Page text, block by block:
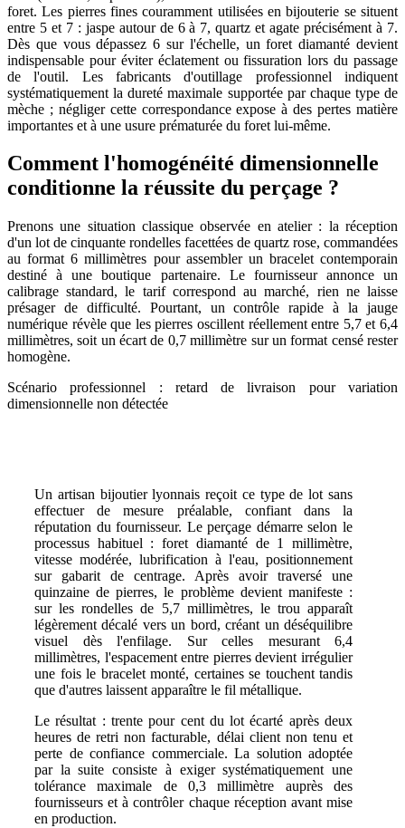
foret. Les pierres fines couramment utilisées en bijouterie se situent
entre 5 et 7 : jaspe autour de 6 à 7, quartz et agate précisément à 7.
Dès que vous dépassez 6 sur l'échelle, un foret diamanté devient
indispensable pour éviter éclatement ou fissuration lors du passage
de l'outil. Les fabricants d'outillage professionnel indiquent
systématiquement la dureté maximale supportée par chaque type de
mèche ; négliger cette correspondance expose à des pertes matière
importantes et à une usure prématurée du foret lui-même.
Comment l'homogénéité dimensionnelle
conditionne la réussite du perçage ?
Prenons une situation classique observée en atelier : la réception
d'un lot de cinquante rondelles facettées de quartz rose, commandées
au format 6 millimètres pour assembler un bracelet contemporain
destiné à une boutique partenaire. Le fournisseur annonce un
calibrage standard, le tarif correspond au marché, rien ne laisse
présager de difficulté. Pourtant, un contrôle rapide à la jauge
numérique révèle que les pierres oscillent réellement entre 5,7 et 6,4
millimètres, soit un écart de 0,7 millimètre sur un format censé rester
homogène.
Scénario professionnel : retard de livraison pour variation
dimensionnelle non détectée
Un artisan bijoutier lyonnais reçoit ce type de lot sans
effectuer de mesure préalable, confiant dans la
réputation du fournisseur. Le perçage démarre selon le
processus habituel : foret diamanté de 1 millimètre,
vitesse modérée, lubrification à l'eau, positionnement
sur gabarit de centrage. Après avoir traversé une
quinzaine de pierres, le problème devient manifeste :
sur les rondelles de 5,7 millimètres, le trou apparaît
légèrement décalé vers un bord, créant un déséquilibre
visuel dès l'enfilage. Sur celles mesurant 6,4
millimètres, l'espacement entre pierres devient irrégulier
une fois le bracelet monté, certaines se touchent tandis
que d'autres laissent apparaître le fil métallique.
Le résultat : trente pour cent du lot écarté après deux
heures de retri non facturable, délai client non tenu et
perte de confiance commerciale. La solution adoptée
par la suite consiste à exiger systématiquement une
tolérance maximale de 0,3 millimètre auprès des
fournisseurs et à contrôler chaque réception avant mise
en production.